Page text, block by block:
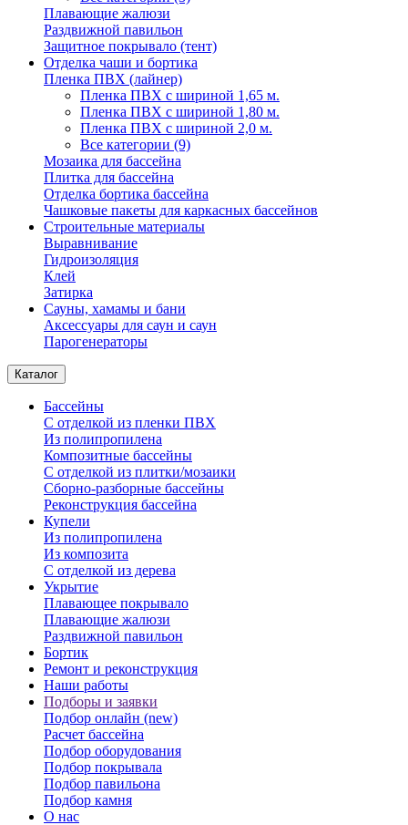
Плавающие жалюзи
Раздвижной павильон
Защитное покрывало (тент)
Отделка чаши и бортика
Пленка ПВХ (лайнер)
Пленка ПВХ с шириной 1,65 м.
Пленка ПВХ с шириной 1,80 м.
Пленка ПВХ с шириной 2,0 м.
Все категории (9)
Мозаика для бассейна
Плитка для бассейна
Отделка бортика бассейна
Чашковые пакеты для каркасных бассейнов
Строительные материалы
Выравнивание
Гидроизоляция
Клей
Затирка
Сауны, хамамы и бани
Аксессуары для саун и саун
Парогенераторы
Каталог
Бассейны
С отделкой из пленки ПВХ
Из полипропилена
Композитные бассейны
С отделкой из плитки/мозаики
Сборно-разборные бассейны
Реконструкция бассейна
Купели
Из полипропилена
Из композита
С отделкой из дерева
Укрытие
Плавающее покрывало
Плавающие жалюзи
Раздвижной павильон
Бортик
Ремонт и реконструкция
Наши работы
Подборы и заявки
Подбор онлайн (new)
Расчет бассейна
Подбор оборудования
Подбор покрывала
Подбор павильона
Подбор камня
О нас